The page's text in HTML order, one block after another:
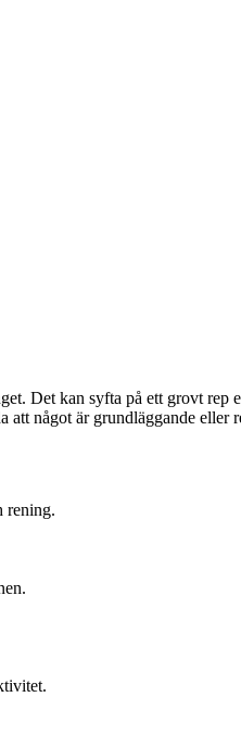
Det kan syfta på ett grovt
något är grundläggande
rening.